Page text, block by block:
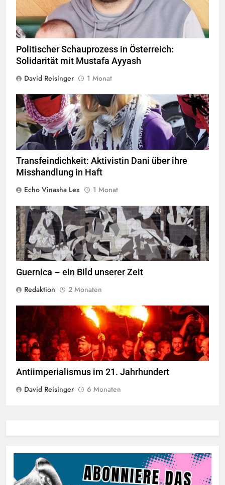
Politischer Schauprozess in Österreich:
Solidarität mit Mustafa Ayyash
David Reisinger
1 Monat
© privat alle Rechte vorbehalten
Transfeindichkeit: Aktivistin Dani über ihre
Misshandlung in Haft
Echo Vinasha Lex
1 Monat
Guerniaca Fliesen: Nachbildung in Guernica_Tony Hisgett,Quelle©
BY 2.0
Guernica – ein Bild unserer Zeit
Redaktion
2 Monaten
Hafenarbeiter blockieren Waffenlieferungen in Piräus,
Griechenland
Antiimperialismus im 21. Jahrhundert
David Reisinger
6 Monaten